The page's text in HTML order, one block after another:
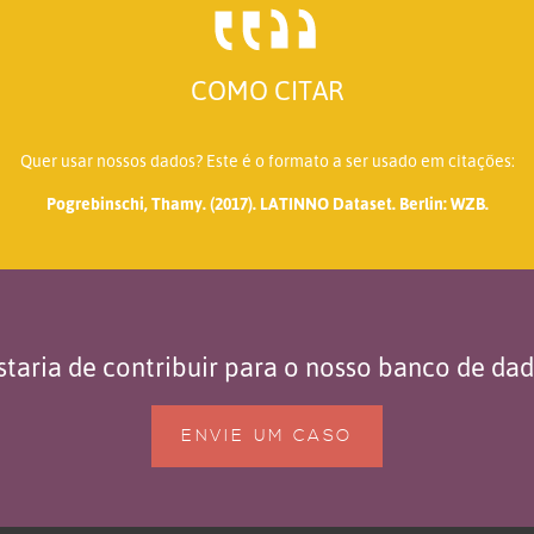
COMO CITAR
Quer usar nossos dados? Este é o formato a ser usado em citações:
Pogrebinschi, Thamy. (2017). LATINNO Dataset. Berlin: WZB.
de contribuir para o nosso banco de
ENVIE UM CASO